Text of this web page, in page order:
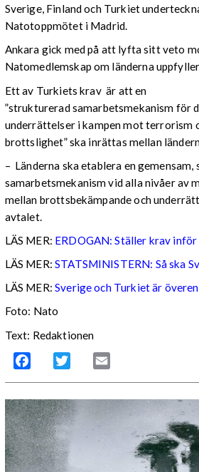
Sverige, Finland och Turkiet
Natotoppmötet i Madrid.
Ankara gick med på att lyfta sitt veto
Natomedlemskap om länderna
Ett av Turkiets krav är att en
”strukturerad samarbetsmekanism för
underrättelser i kampen mot terrorism
brottslighet” ska inrättas mellan
– Länderna ska etablera en
samarbetsmekanism vid alla nivåer av
mellan brottsbekämpande och
avtalet.
LÄS MER: ERDOGAN: Ställer krav
LÄS MER:STATSMINISTERN: Så ska
LÄS MER:Sverige och Turkiet är
Foto: Nato
Text: Redaktionen
Facebook Twitter